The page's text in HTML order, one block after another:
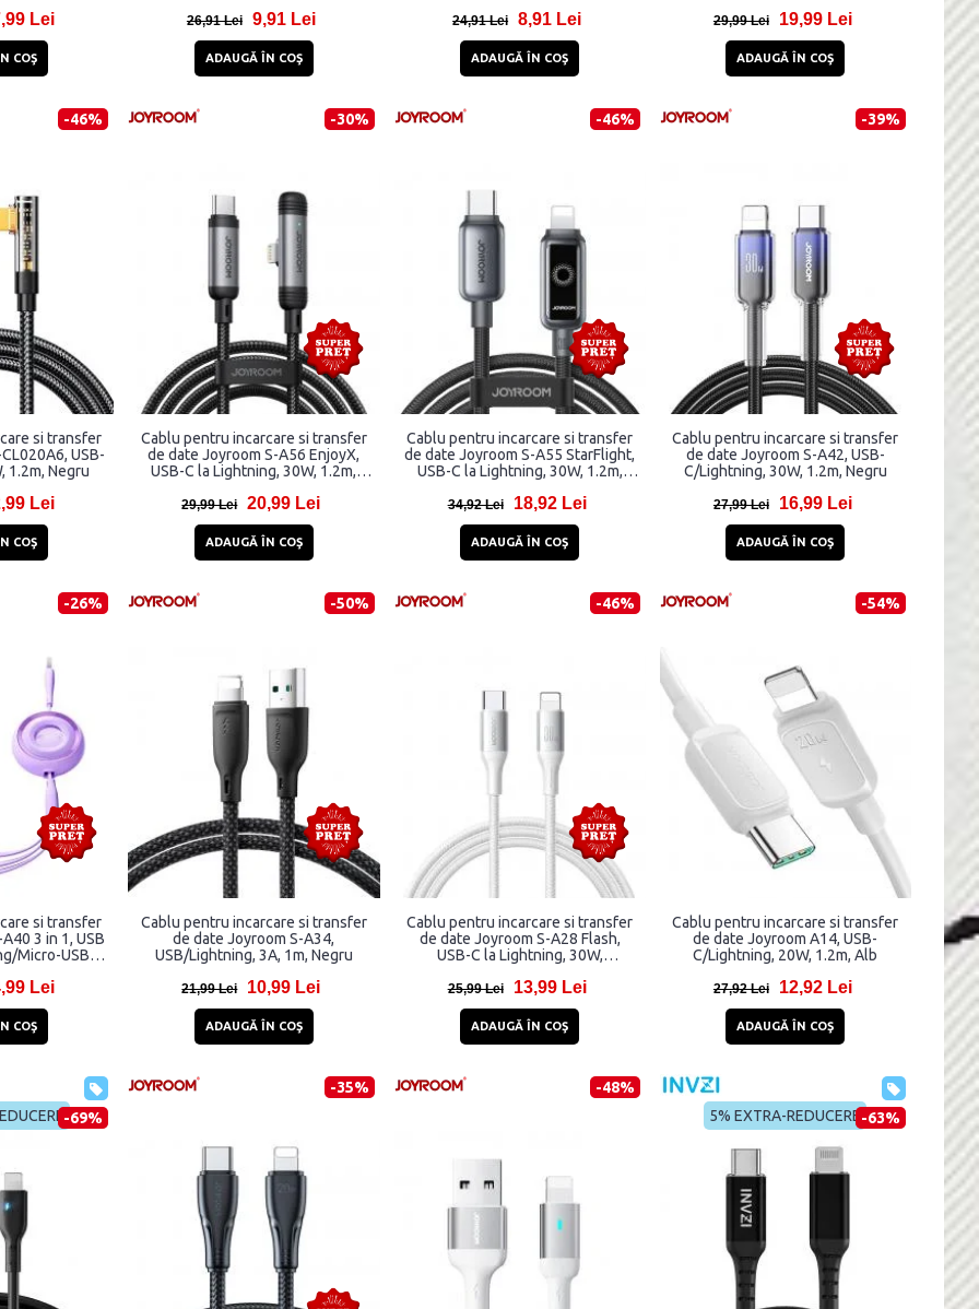
Lei
COŞ
26,91 Lei 9,91 Lei
ADAUGĂ ÎN COŞ
24,91 Lei 8,91 Lei
ADAUGĂ ÎN COŞ
integrat, 1.2m, Alb
29,99 Lei 19,99 Lei
ADAUGĂ ÎN COŞ
-46%
si transfer
USB-
1.2m, Negru
Lei
COŞ
-30%
Cablu pentru incarcare si transfer
de date Joyroom S-A56 EnjoyX,
USB-C la Lightning, 30W, 1.2m,
29,99 Lei 20,99 Lei
ADAUGĂ ÎN COŞ
-46%
Cablu pentru incarcare si transfer
de date Joyroom S-A55 StarFlight,
USB-C la Lightning, 30W, 1.2m,
34,92 Lei 18,92 Lei
ADAUGĂ ÎN COŞ
-39%
Cablu pentru incarcare si transfer
de date Joyroom S-A42, USB-
C/Lightning, 30W, 1.2m, Negru
27,99 Lei 16,99 Lei
ADAUGĂ ÎN COŞ
-26%
si transfer
3 in 1, USB
Micro-USB,
Lei
COŞ
-50%
Cablu pentru incarcare si transfer
de date Joyroom S-A34,
USB/Lightning, 3A, 1m, Negru
21,99 Lei 10,99 Lei
ADAUGĂ ÎN COŞ
-46%
Cablu pentru incarcare si transfer
de date Joyroom S-A28 Flash,
USB-C la Lightning, 30W,
25,99 Lei 13,99 Lei
ADAUGĂ ÎN COŞ
-54%
Cablu pentru incarcare si transfer
de date Joyroom A14, USB-
C/Lightning, 20W, 1.2m, Alb
27,92 Lei 12,92 Lei
ADAUGĂ ÎN COŞ
-69%
-35% -48%
5% EXTRA-REDUCERE -63%